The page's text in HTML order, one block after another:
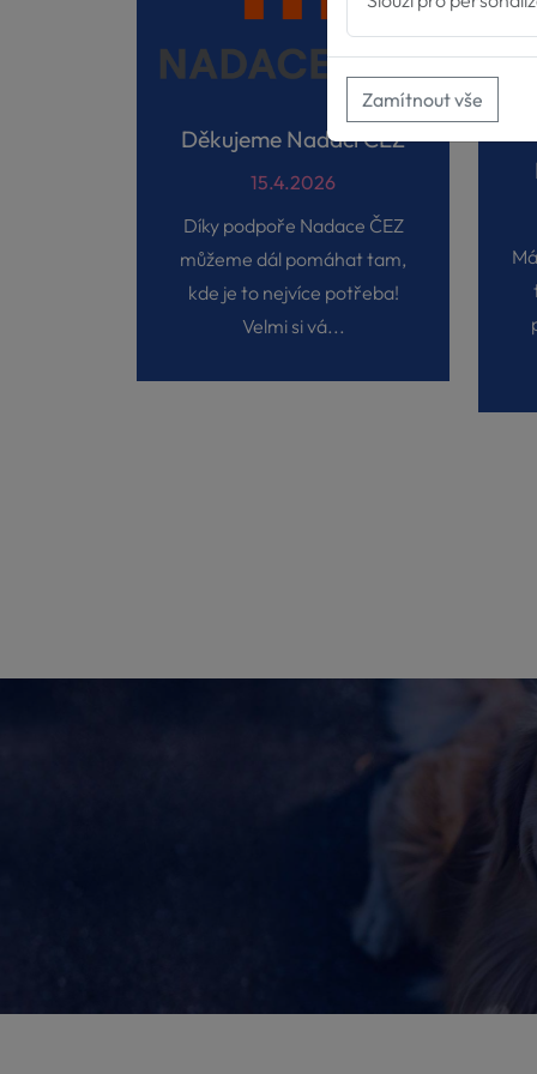
Děkujeme Nadaci ČEZ
15.4.2026
Díky podpoře Nadace ČEZ
můžeme dál pomáhat tam,
kde je to nejvíce potřeba!
Velmi si vá...
Zamítnout vše